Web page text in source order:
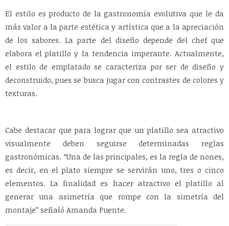
El estilo es producto de la gastronomía evolutiva que le da
más valor a la parte estética y artística que a la apreciación
de los sabores. La parte del diseño depende del chef que
elabora el platillo y la tendencia imperante. Actualmente,
el estilo de emplatado se caracteriza por ser de diseño y
deconstruido, pues se busca jugar con contrastes de colores y
texturas.
Cabe destacar que para lograr que un platillo sea atractivo
visualmente deben seguirse determinadas reglas
gastronómicas. “Una de las principales, es la regla de nones,
es decir, en el plato siempre se servirán uno, tres o cinco
elementos. La finalidad es hacer atractivo el platillo al
generar una asimetría que rompe con la simetría del
montaje” señaló Amanda Puente.